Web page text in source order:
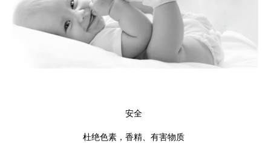
杜绝色素，香精、有害物质
安全